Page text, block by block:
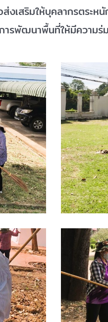
งเสริมให้บุคลากรตร
การพัฒนาพื้นที่ให้มีคว